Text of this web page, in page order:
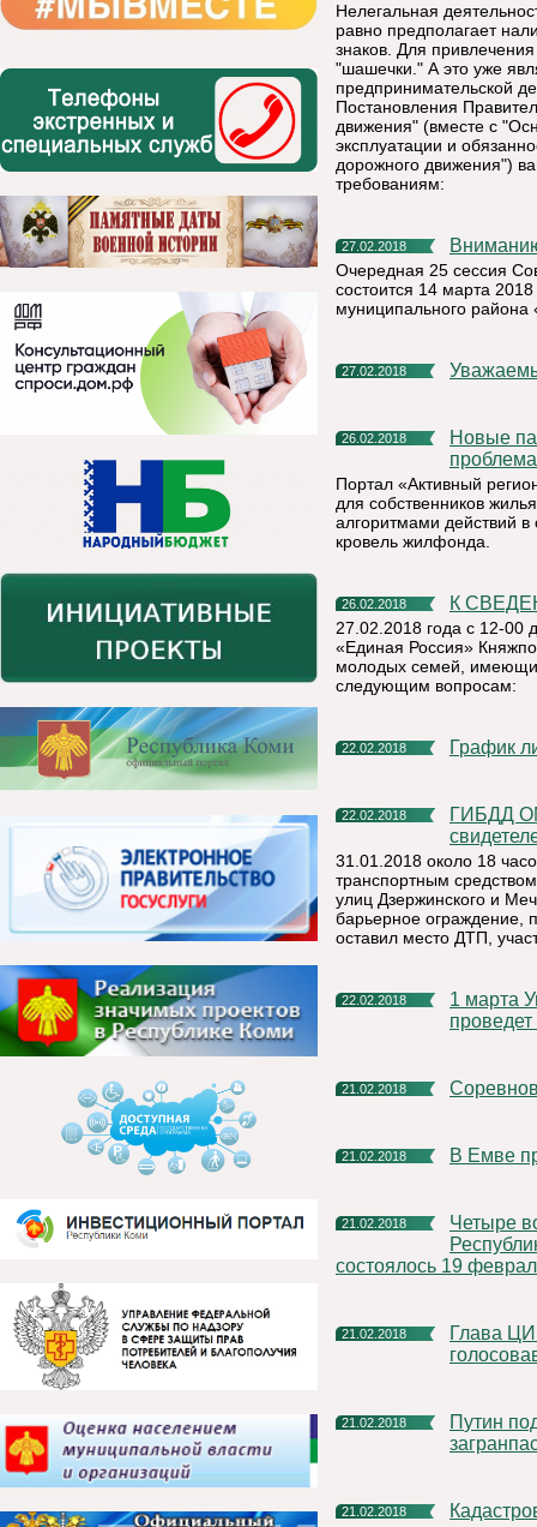
Нелегальная
равно предполагает
знаков. Для
"шашечки." А это уже
предпринимательской
Постановления
движения" (вместе с
эксплуатации и
дорожного движения")
требованиям:
27.02.2018
Очередная 25 сессия
состоится 14 марта
муниципального района
27.02.2018
26.02.2018
Новые памятки помогут собственникам жилья обращаться с
Портал «Активный
для собственников
алгоритмами действий в
кровель жилфонда.
26.02.2018 К
27.02.2018 года с 12-00
«Единая Россия»
молодых семей,
следующим вопросам:
22.02.2018 График
22.02.2018
ГИБДД ОМВД России по Княжпогостскому району ищет
31.01.2018 около 18
транспортным
улиц Дзержинского и
барьерное ограждение,
оставил место ДТП,
22.02.2018
1 марта Управление Росреестра по Республики Коми
21.02.2018
21.02.2018 В Емве
21.02.2018
Четыре вопроса рассмотрела Избирательная комиссия
состоялось 19
21.02.2018
Глава ЦИК: На выборы-2018 придут миллионы людей, не
21.02.2018
Путин подписал закон, сокращающий оформление
21.02.2018